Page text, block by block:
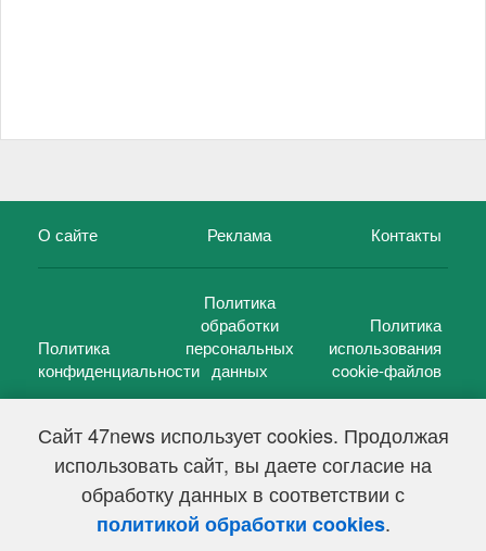
Сайт 47news использует cookies. Продолжая
использовать сайт, вы даете согласие на
обработку данных в соответствии с
политикой обработки cookies.
О сайте Реклама Контакты
Политика
конфиденциальности
Политика
обработки
персональных
данных
Политика
использования
cookie-файлов
47 новостей (47 news)2005 — 2026 г.
Свидетельство о регистрации СМИ Эл № ФС 77-39848, выдано
Федеральной службой по надзору в сфере связи,
информационных технологий и массовых коммуникаций